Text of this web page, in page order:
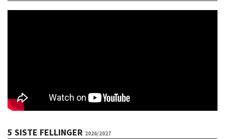
5 SISTE FELLINGER 2026/2027